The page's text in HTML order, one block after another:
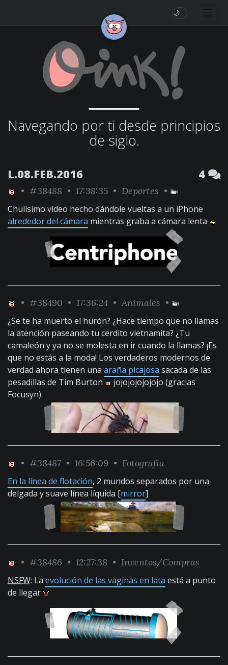
🌙
Navegando por ti desde principios
de siglo.
L.08.FEB.2016 4
• #38488 • 17:38:35 • Deportes •
Chulísimo vídeo hecho dándole vueltas a un iPhone
alrededor del cámara mientras graba a cámara lenta
• #38490 • 17:36:24 • Animales •
¿Se te ha muerto el hurón? ¿Hace tiempo que no llamas
la atención paseando tu cerdito vietnamita? ¿Tu
camaleón y ya no se molesta en ir cuando la llamas? ¡Es
que no estás a la moda! Los verdaderos modernos de
verdad ahora tienen una araña picajosa sacada de las
pesadillas de Tim Burton
jojojojojojojo (gracias
Focusyn)
• #38487 • 16:56:09 • Fotografía
En la línea de flotación, 2 mundos separados por una
delgada y suave línea líquida [mirror]
• #38486 • 12:27:38 • Inventos/Compras
NSFW: La evolución de las vaginas en lata está a punto
de llegar